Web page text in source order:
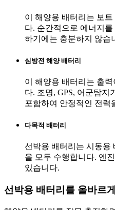
이 해양용 배터리는 보
다. 순간적으로 에너지
하기에는 충분하지 않습
심방전 해양 배터리
이 해양용 배터리는 출
다. 조명, GPS, 어군탐지
포함하여 안정적인 전력
다목적 배터리
선박용 배터리는 시동용
을 모두 수행합니다. 엔
있습니다.
선박용 배터리를 올바르